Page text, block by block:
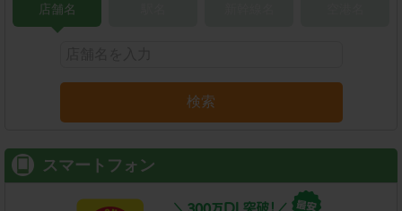
店舗名
検索
スマートフォン